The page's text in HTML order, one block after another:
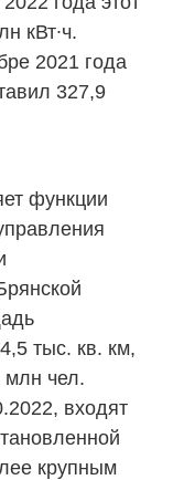
кВт∙ч.
2021 года
327,9
функции
тыс. кв. км,
млн чел.
входят
крупным